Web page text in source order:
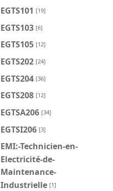
EGTS101 [19]
EGTS103 [6]
EGTS105 [12]
EGTS202 [24]
EGTS204 [36]
EGTS208 [12]
EGTSA206 [34]
EGTSI206 [3]
EMI:-Technicien-en-
Electricité-de-
Maintenance-
Industrielle [1]